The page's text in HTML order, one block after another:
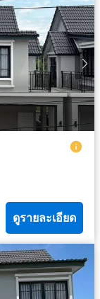
ดูรายละเอียด